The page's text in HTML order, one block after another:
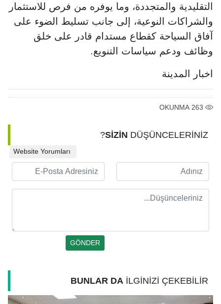
التقليدية والمتجددة، وما يوفره من فرص للاستثمار
والشراكات النوعية، إلى جانب تسليط الضوء على
آفاق السياحة كقطاع مستدام قادر على خلق
وظائف ودعم سياسات التنويع.
اخبار المدينة
263
OKUNMA
SİZİN DÜŞÜNCELERİNİZ?
BUNLAR DA İLGİNİZİ ÇEKEBİLİR